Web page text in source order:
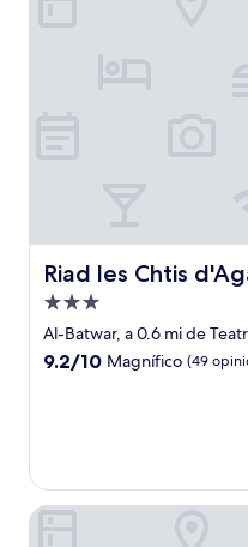
Riad les Chtis
Riad les Chtis d'Agadir
Propiedad
de
3.0
Al-Batwar, a 0.6 mi de
9.2
9.2/10 Magnífico (49
The View Agadir